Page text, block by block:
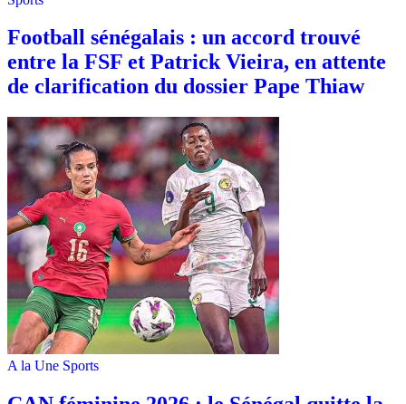
Football sénégalais : un accord trouvé
entre la FSF et Patrick Vieira, en attente
de clarification du dossier Pape Thiaw
A la Une Sports